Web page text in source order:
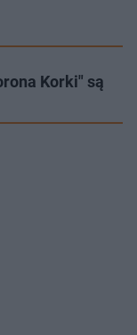
Korki" są